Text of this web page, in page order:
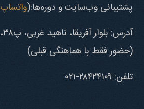
پشتیبانی وب‌سایت و دوره‌ها:(واتساپ
(حضور فقط با هماهنگی قبلی)
تلفن: ۲۸۴۲۴۱۰۹-۰۲۱